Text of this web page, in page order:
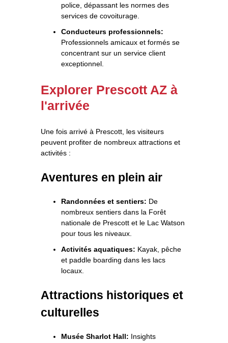
police, dépassant les normes des
services de covoiturage.
Conducteurs professionnels:
Professionnels amicaux et formés se
concentrant sur un service client
exceptionnel.
Explorer Prescott AZ à
l'arrivée
Une fois arrivé à Prescott, les visiteurs
peuvent profiter de nombreux attractions et
activités :
Aventures en plein air
Randonnées et sentiers: De
nombreux sentiers dans la Forêt
nationale de Prescott et le Lac Watson
pour tous les niveaux.
Activités aquatiques: Kayak, pêche
et paddle boarding dans les lacs
locaux.
Attractions historiques et
culturelles
Musée Sharlot Hall: Insights